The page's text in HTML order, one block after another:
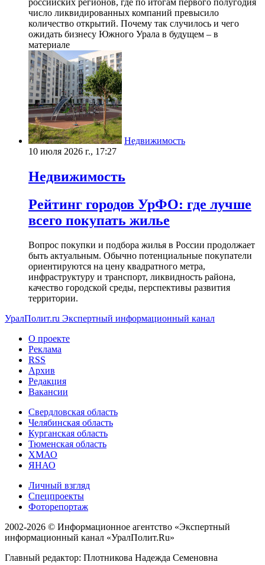
число ликвидированных компаний превысило
количество открытий. Почему так случилось и чего
ожидать бизнесу Южного Урала в будущем – в
материале
Недвижимость
10 июля 2026 г., 17:27
Недвижимость
Рейтинг городов УрФО: где лучше
всего покупать жилье
Вопрос покупки и подбора жилья в России продолжает
быть актуальным. Обычно потенциальные покупатели
ориентируются на цену квадратного метра,
инфраструктуру и транспорт, ликвидность района,
качество городской среды, перспективы развития
территории.
УралПолит.ru Экспертный информационный канал
О проекте
Реклама
RSS
Архив
Редакция
Вакансии
Свердловская область
Челябинская область
Курганская область
Тюменская область
ХМАО
ЯНАО
Личный взгляд
Спецпроекты
Фоторепортаж
2002-2026 © Информационное агентство «Экспертный
информационный канал «УралПолит.Ru»
Главный редактор: Плотникова Надежда Семеновна